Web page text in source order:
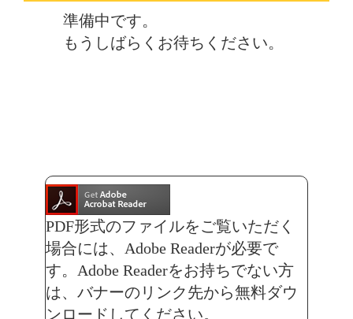
準備中です。
もうしばらくお待ちください。
PDF形式のファイルをご覧いただく
場合には、Adobe Readerが必要で
す。Adobe Readerをお持ちでない方
は、バナーのリンク先から無料ダウ
ンロードしてください。